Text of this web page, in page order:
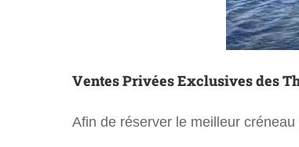
Ventes Privées Exclusives des
Afin de réserver le meilleur